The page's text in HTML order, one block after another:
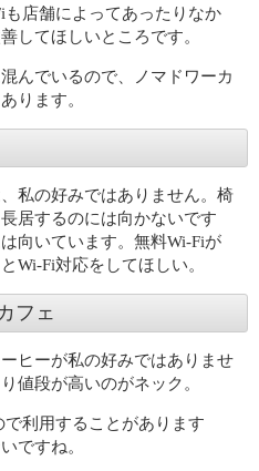
店舗によってあったりなか
してほしいところです。
んでいるので、ノマドワーカ
ります。
私の好みではありません。椅
居するのには向かないです
向いています。無料Wi-Fiが
Wi-Fi対応をしてほしい。
フェ
ヒーが私の好みではありませ
値段が高いのがネック。
利用することがあります
ですね。